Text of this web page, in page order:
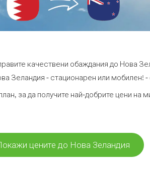
качествени обаждания до Нова
Зеландия - стационарен или мобилен! -
за да получите най-добрите цени на
цените до Нова Зеландия